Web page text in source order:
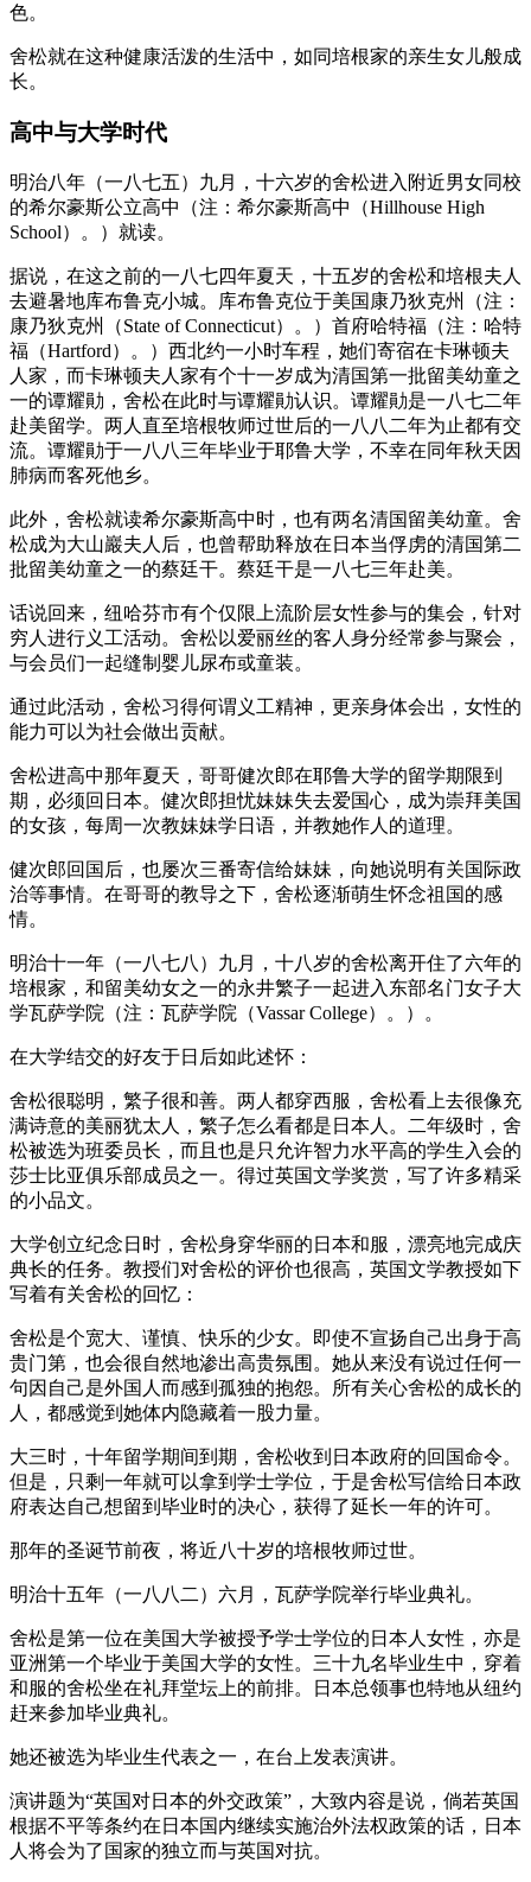
色。
舍松就在这种健康活泼的生活中，如同培根家的亲生女儿般成
长。
高中与大学时代
明治八年（一八七五）九月，十六岁的舍松进入附近男女同校
的希尔豪斯公立高中（注：希尔豪斯高中（Hillhouse High
School）。）就读。
据说，在这之前的一八七四年夏天，十五岁的舍松和培根夫人
去避暑地库布鲁克小城。库布鲁克位于美国康乃狄克州（注：
康乃狄克州（State of Connecticut）。）首府哈特福（注：哈特
福（Hartford）。）西北约一小时车程，她们寄宿在卡琳顿夫
人家，而卡琳顿夫人家有个十一岁成为清国第一批留美幼童之
一的谭耀勛，舍松在此时与谭耀勛认识。谭耀勛是一八七二年
赴美留学。两人直至培根牧师过世后的一八八二年为止都有交
流。谭耀勛于一八八三年毕业于耶鲁大学，不幸在同年秋天因
肺病而客死他乡。
此外，舍松就读希尔豪斯高中时，也有两名清国留美幼童。舍
松成为大山巖夫人后，也曾帮助释放在日本当俘虏的清国第二
批留美幼童之一的蔡廷干。蔡廷干是一八七三年赴美。
话说回来，纽哈芬市有个仅限上流阶层女性参与的集会，针对
穷人进行义工活动。舍松以爱丽丝的客人身分经常参与聚会，
与会员们一起缝制婴儿尿布或童装。
通过此活动，舍松习得何谓义工精神，更亲身体会出，女性的
能力可以为社会做出贡献。
舍松进高中那年夏天，哥哥健次郎在耶鲁大学的留学期限到
期，必须回日本。健次郎担忧妹妹失去爱国心，成为崇拜美国
的女孩，每周一次教妹妹学日语，并教她作人的道理。
健次郎回国后，也屡次三番寄信给妹妹，向她说明有关国际政
治等事情。在哥哥的教导之下，舍松逐渐萌生怀念祖国的感
情。
明治十一年（一八七八）九月，十八岁的舍松离开住了六年的
培根家，和留美幼女之一的永井繁子一起进入东部名门女子大
学瓦萨学院（注：瓦萨学院（Vassar College）。）。
在大学结交的好友于日后如此述怀：
舍松很聪明，繁子很和善。两人都穿西服，舍松看上去很像充
满诗意的美丽犹太人，繁子怎么看都是日本人。二年级时，舍
松被选为班委员长，而且也是只允许智力水平高的学生入会的
莎士比亚俱乐部成员之一。得过英国文学奖赏，写了许多精采
的小品文。
大学创立纪念日时，舍松身穿华丽的日本和服，漂亮地完成庆
典长的任务。教授们对舍松的评价也很高，英国文学教授如下
写着有关舍松的回忆：
舍松是个宽大、谨慎、快乐的少女。即使不宣扬自己出身于高
贵门第，也会很自然地渗出高贵氛围。她从来没有说过任何一
句因自己是外国人而感到孤独的抱怨。所有关心舍松的成长的
人，都感觉到她体内隐藏着一股力量。
大三时，十年留学期间到期，舍松收到日本政府的回国命令。
但是，只剩一年就可以拿到学士学位，于是舍松写信给日本政
府表达自己想留到毕业时的决心，获得了延长一年的许可。
那年的圣诞节前夜，将近八十岁的培根牧师过世。
明治十五年（一八八二）六月，瓦萨学院举行毕业典礼。
舍松是第一位在美国大学被授予学士学位的日本人女性，亦是
亚洲第一个毕业于美国大学的女性。三十九名毕业生中，穿着
和服的舍松坐在礼拜堂坛上的前排。日本总领事也特地从纽约
赶来参加毕业典礼。
她还被选为毕业生代表之一，在台上发表演讲。
演讲题为“英国对日本的外交政策”，大致内容是说，倘若英国
根据不平等条约在日本国内继续实施治外法权政策的话，日本
人将会为了国家的独立而与英国对抗。